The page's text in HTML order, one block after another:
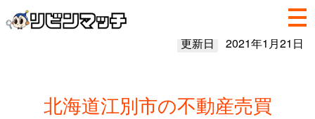
更新日 2021年1月21日
北海道江別市の不動産売買